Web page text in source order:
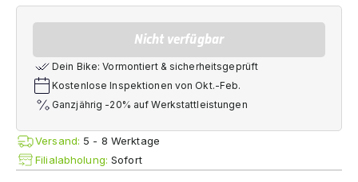
Nicht verfügbar
Dein Bike: Vormontiert & sicherheitsgeprüft
Kostenlose Inspektionen von Okt.-Feb.
Ganzjährig -20% auf Werkstattleistungen
Versand: 5 - 8 Werktage
Filialabholung:Sofort